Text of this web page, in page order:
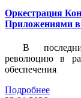
Оркестрация
Приложениями в
В
революцию в
обеспечения
Подробнее